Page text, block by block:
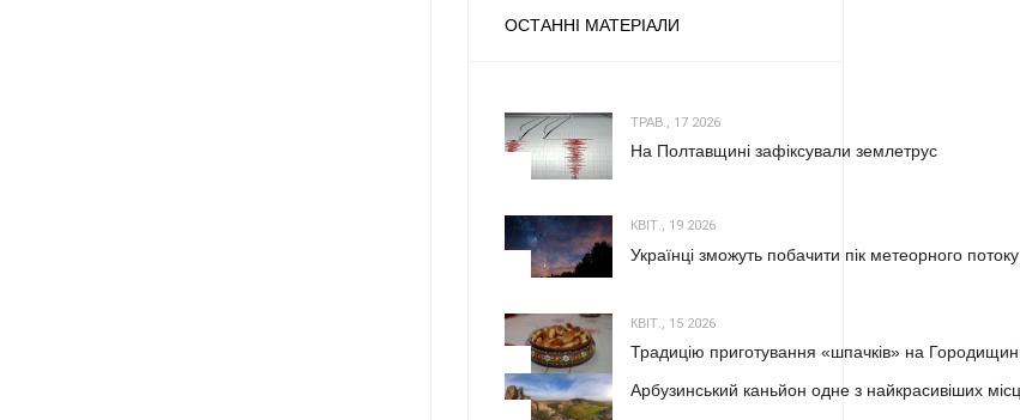
ОСТАННІ МАТЕРІАЛИ
ТРАВ., 17 2026
На Полтавщині зафіксували землетрус
КВІТ., 19 2026
Українці зможуть побачити пік метеорного
КВІТ., 15 2026
Традицію приготування «шпачків» на
Арбузинський каньйон одне з найкрасивіших